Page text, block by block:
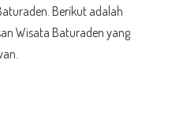
Berikut adalah
Wisata Baturaden yang